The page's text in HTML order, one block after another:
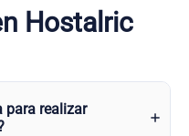
Hostalric
para realizar